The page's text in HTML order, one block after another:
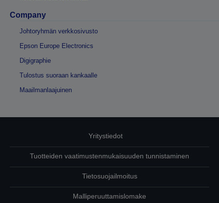
Company
Johtoryhmän verkkosivusto
Epson Europe Electronics
Digigraphie
Tulostus suoraan kankaalle
Maailmanlaajuinen
Yritystiedot
Tuotteiden vaatimustenmukaisuuden tunnistaminen
Tietosuojailmoitus
Malliperuuttamislomake